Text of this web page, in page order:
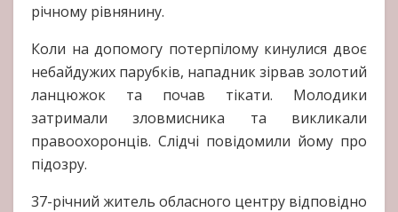
річному рівнянину.
Коли на допомогу потерпілому кинулися двоє
небайдужих парубків, нападник зірвав золотий
ланцюжок та почав тікати. Молодики
затримали зловмисника та викликали
правоохоронців. Слідчі повідомили йому про
підозру.
37-річний житель обласного центру відповідно